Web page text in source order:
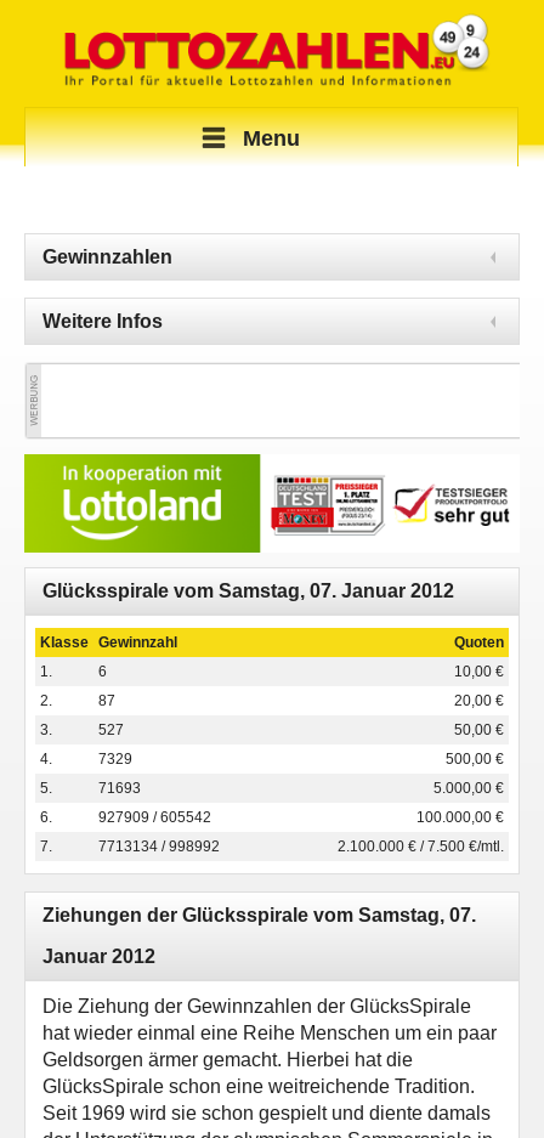
Menu
Gewinnzahlen
Weitere Infos
Glücksspirale vom Samstag, 07. Januar 2012
Klasse Gewinnzahl
Quoten
1.
6
10,00 €
2.
87
20,00 €
3.
527
50,00 €
4.
7329
500,00 €
5.
71693
5.000,00 €
6.
927909 / 605542
100.000,00 €
7.
7713134 / 998992 2.100.000 € / 7.500 €/mtl.
Ziehungen der Glücksspirale vom Samstag, 07.
Januar 2012
Die Ziehung der Gewinnzahlen der GlücksSpirale
hat wieder einmal eine Reihe Menschen um ein paar
Geldsorgen ärmer gemacht. Hierbei hat die
GlücksSpirale schon eine weitreichende Tradition.
Seit 1969 wird sie schon gespielt und diente damals